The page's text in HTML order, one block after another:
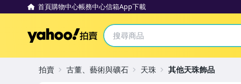
首頁購物中心帳務中心信箱App下載
Yahoo拍賣
拍賣 古董、藝術與礦石 天珠 其他天珠飾品